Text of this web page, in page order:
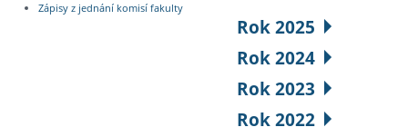
Zápisy z jednání komisí fakulty
Rok 2025
Rok 2024
Rok 2023
Rok 2022